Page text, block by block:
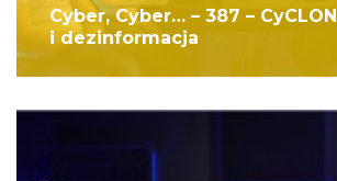
Cyber, Cyber… – 387 –
i dezinformacja